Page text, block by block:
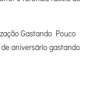
Gastando Pouco
aniversário gastando